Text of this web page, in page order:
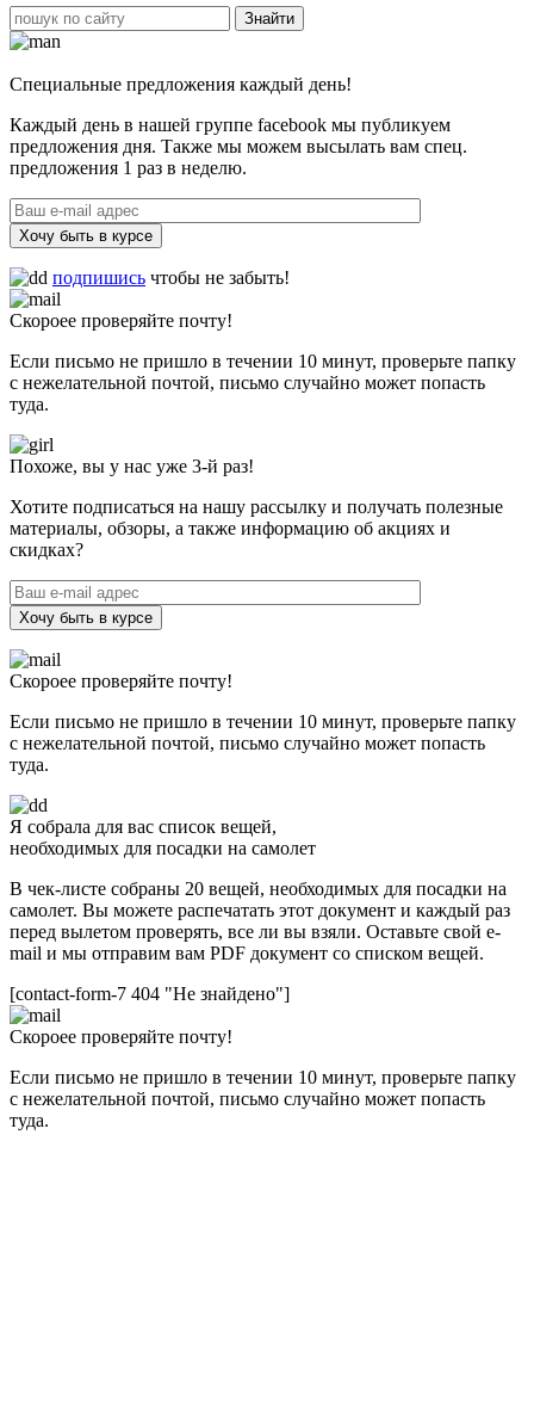
Специальные предложения каждый день!
Каждый день в нашей группе facebook мы публикуем
предложения дня. Также мы можем высылать вам спец.
предложения 1 раз в неделю.
Хочу быть в курсе
подпишись чтобы не забыть!
Скороее проверяйте почту!
Если письмо не пришло в течении 10 минут, проверьте папку
с нежелательной почтой, письмо случайно может попасть
туда.
Похоже, вы у нас уже 3-й раз!
Хотите подписаться на нашу рассылку и получать полезные
материалы, обзоры, а также информацию об акциях и
скидках?
Хочу быть в курсе
Скороее проверяйте почту!
Если письмо не пришло в течении 10 минут, проверьте папку
с нежелательной почтой, письмо случайно может попасть
туда.
Я собрала для вас список вещей,
необходимых для посадки на самолет
В чек-листе собраны 20 вещей, необходимых для посадки на
самолет. Вы можете распечатать этот документ и каждый раз
перед вылетом проверять, все ли вы взяли. Оставьте свой e-
mail и мы отправим вам PDF документ со списком вещей.
[contact-form-7 404 "Не знайдено"]
Скороее проверяйте почту!
Если письмо не пришло в течении 10 минут, проверьте папку
с нежелательной почтой, письмо случайно может попасть
туда.